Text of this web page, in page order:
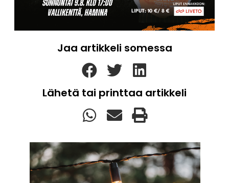
Jaa artikkeli somessa
Lähetä tai printtaa artikkeli